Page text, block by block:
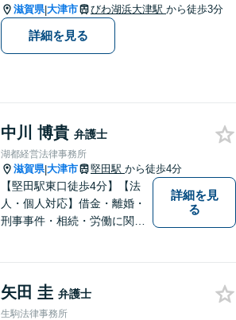
さい。
滋賀県|大津市 びわ湖浜大津駅 から徒歩3分
詳細を見る
中川 博貴 弁護士
湖都経営法律事務所
滋賀県|大津市 堅田駅 から徒歩4分
【堅田駅東口徒歩4分】【法
人・個人対応】借金・離婚・
刑事事件・相続・労働に関す
お話をお聞かせください。
【無料駐車場あり】
詳細を見
る
矢田 圭 弁護士
生駒法律事務所